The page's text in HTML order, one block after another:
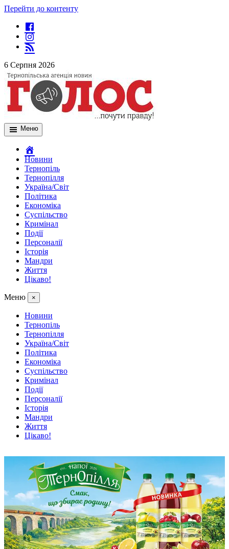
Перейти до контенту
6 Серпня 2026
Меню
Новини
Тернопіль
Тернопілля
Україна/Світ
Політика
Економіка
Суспільство
Кримінал
Події
Персоналії
Історія
Мандри
Життя
Цікаво!
Меню ×
Новини
Тернопіль
Тернопілля
Україна/Світ
Політика
Економіка
Суспільство
Кримінал
Події
Персоналії
Історія
Мандри
Життя
Цікаво!